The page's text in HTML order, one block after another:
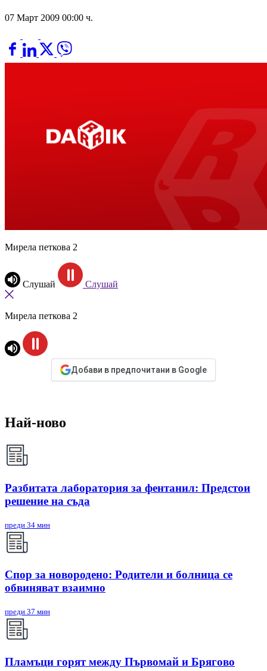
07 Март 2009 00:00 ч.
Мирела петкова 2
Слушай Слушай
Мирела петкова 2
Добави в предпочитани в Google
Най-ново
Разбитата лаборатория за фентанил: Предстои
решение на съда
преди 34 мин
Спор за новородено: Родители и болница се
обвиняват взаимно
преди 37 мин
Пламъци горят между Първомай и Брягово